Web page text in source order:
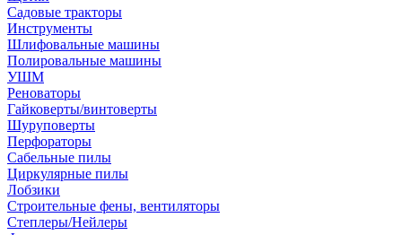
Садовые тракторы
Инструменты
Шлифовальные машины
Полировальные машины
УШМ
Реноваторы
Гайковерты/винтоверты
Шуруповерты
Перфораторы
Сабельные пилы
Циркулярные пилы
Лобзики
Строительные фены, вентиляторы
Степлеры/Нейлеры